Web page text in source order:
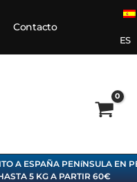
Contacto
ES
A ESPAÑA PENíNSULA EN
5 KG A PARTIR 60€